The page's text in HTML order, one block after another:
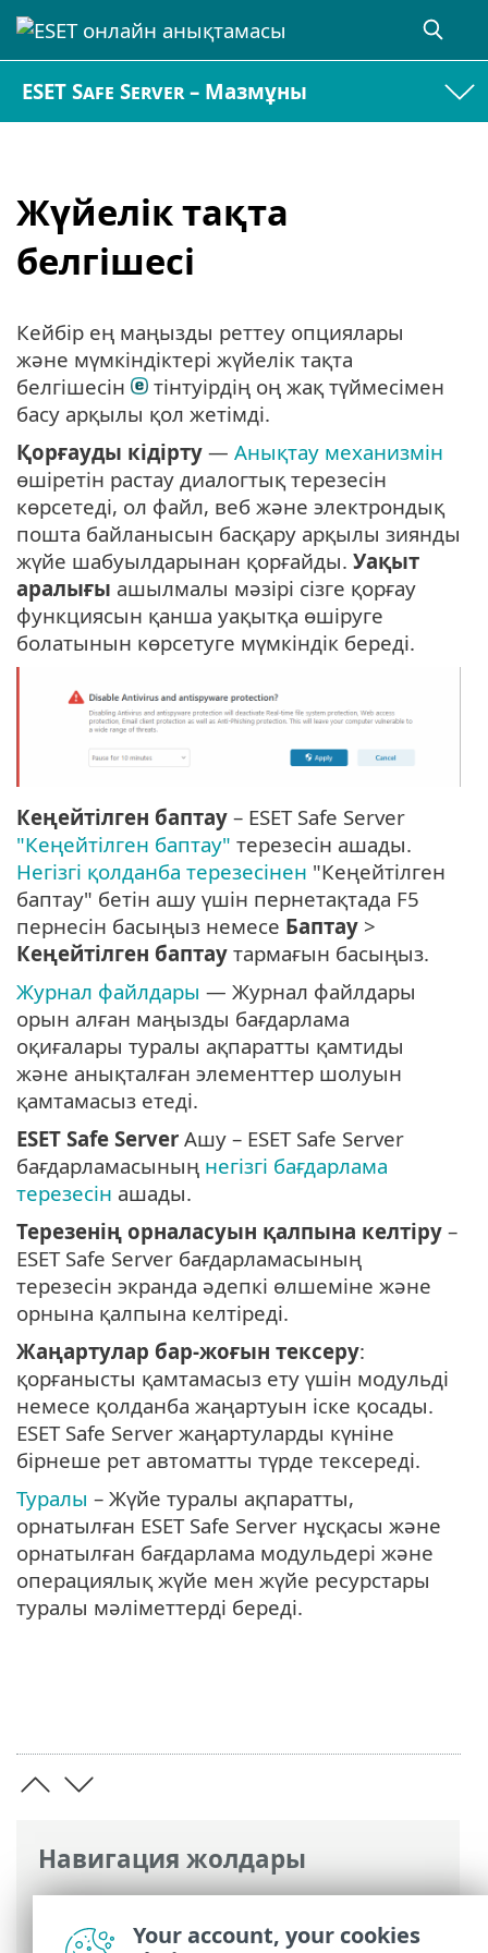
ESET Safe Server – Мазмұны
Жүйелік тақта
белгішесі
Навигация жолдары
ESET онлайн анықтамасы>ESET Safe
Server> Жұмысты бастау> Жүйелік
Кейбір ең маңызды реттеу опциялары
және мүмкіндіктері жүйелік тақта
белгішесін
тінтуірдің оң жақ түймесімен
басу арқылы қол жетімді.
Қорғауды кідірту — Анықтау механизмін
өшіретін растау диалогтық терезесін
көрсетеді, ол файл, веб және электрондық
пошта байланысын басқару арқылы зиянды
жүйе шабуылдарынан қорғайды. Уақыт
аралығы ашылмалы мәзірі сізге қорғау
функциясын қанша уақытқа өшіруге
болатынын көрсетуге мүмкіндік береді.
Кеңейтілген баптау – ESET Safe Server
"Кеңейтілген баптау" терезесін ашады.
Негізгі қолданба терезесінен "Кеңейтілген
баптау" бетін ашу үшін пернетақтада F5
пернесін басыңыз немесе Баптау >
Кеңейтілген баптау тармағын басыңыз.
Журнал файлдары — Журнал файлдары
орын алған маңызды бағдарлама
оқиғалары туралы ақпаратты қамтиды
және анықталған элементтер шолуын
қамтамасыз етеді.
ESET Safe Server Ашу – ESET Safe Server
бағдарламасының негізгі бағдарлама
терезесін ашады.
Терезенің орналасуын қалпына келтіру –
ESET Safe Server бағдарламасының
терезесін экранда әдепкі өлшеміне және
орнына қалпына келтіреді.
Жаңартулар бар-жоғын тексеру:
қорғанысты қамтамасыз ету үшін модульді
немесе қолданба жаңартуын іске қосады.
ESET Safe Server жаңартуларды күніне
бірнеше рет автоматты түрде тексереді.
Туралы – Жүйе туралы ақпаратты,
орнатылған ESET Safe Server нұсқасы және
орнатылған бағдарлама модульдері және
операциялық жүйе мен жүйе ресурстары
туралы мәліметтерді береді.
Your account, your cookies